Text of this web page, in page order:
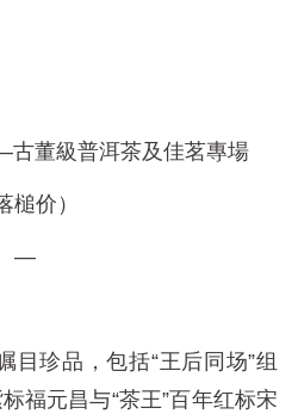
古董級普洱茶及佳茗專場
槌价）
—
目珍品，包括“王后同场”组
福元昌与“茶王”百年红标宋